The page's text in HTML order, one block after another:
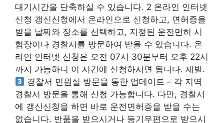
대기시간을 단축하실 수 있습니다. 2 온라인 인터넷
신청 갱신신청에서 온라인으로 신청하고, 면허증을
받을 날짜와 장소를 선택하고, 지정된 운전면허 시
험장이나 경찰서를 방문하여 받을 수 있습니다. 온
라인 인터넷 신청은 오전 07시 30분부터 오후 22시
까지 가능하니 이 시간에 신청하시면 됩니다. 제발.
경찰서 민원실 방문을 통한 업데이트 – 각 지역
경찰서 방문을 통해 신청 가능합니다. 다만, 경찰서
에 갱신신청을 하면 바로 운전면허증을 받을 수는
없습니다. 반품을 받으시거나 등기우편으로 받으시